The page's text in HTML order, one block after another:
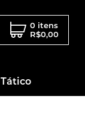
0 itens
R$0,00
Tático